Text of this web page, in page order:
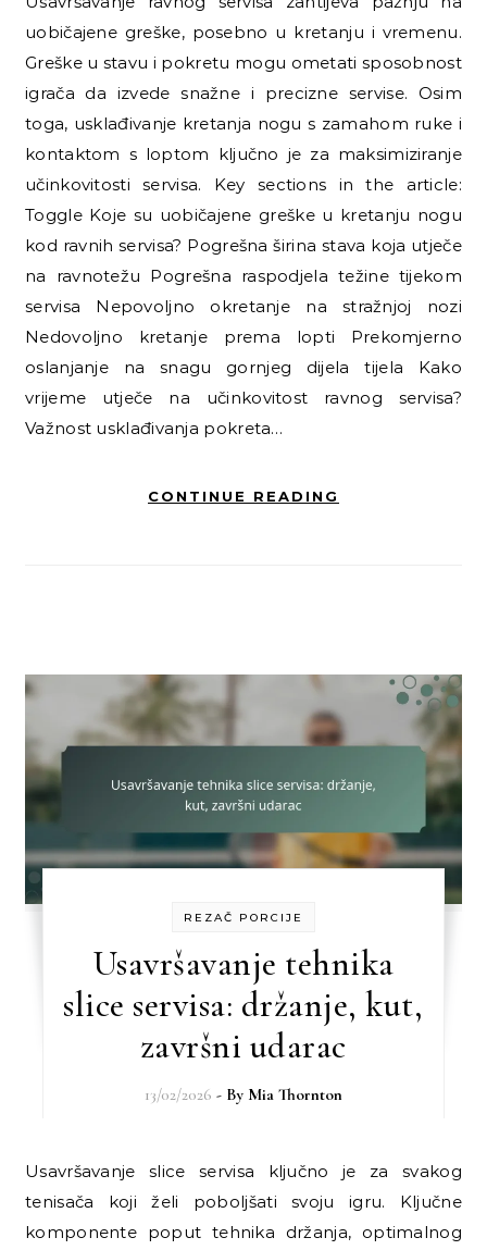
uobičajene greške, posebno u kretanju i vremenu.
Greške u stavu i pokretu mogu ometati sposobnost
igrača da izvede snažne i precizne servise. Osim
toga, usklađivanje kretanja nogu s zamahom ruke i
kontaktom s loptom ključno je za maksimiziranje
učinkovitosti servisa. Key sections in the article:
Toggle Koje su uobičajene greške u kretanju nogu
kod ravnih servisa? Pogrešna širina stava koja utječe
na ravnotežu Pogrešna raspodjela težine tijekom
servisa Nepovoljno okretanje na stražnjoj nozi
Nedovoljno kretanje prema lopti Prekomjerno
oslanjanje na snagu gornjeg dijela tijela Kako
vrijeme utječe na učinkovitost ravnog servisa?
Važnost usklađivanja pokreta…
CONTINUE READING
REZAČ PORCIJE
Usavršavanje tehnika
slice servisa: držanje, kut,
završni udarac
13/02/2026 - By Mia Thornton
Usavršavanje slice servisa ključno je za svakog
tenisača koji želi poboljšati svoju igru. Ključne
komponente poput tehnika držanja, optimalnog